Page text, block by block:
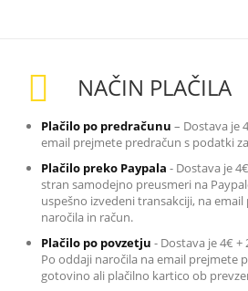
NAČIN PLAČILA
Plačilo po predračunu – Dostava je
email prejmete predračun s podatki
Plačilo preko Paypala - Dostava je
stran samodejno preusmeri na
uspešno izvedeni transakciji, na
naročila in račun.
Plačilo po povzetju - Dostava je 4€
Po oddaji naročila na email prejmete
gotovino ali plačilno kartico ob